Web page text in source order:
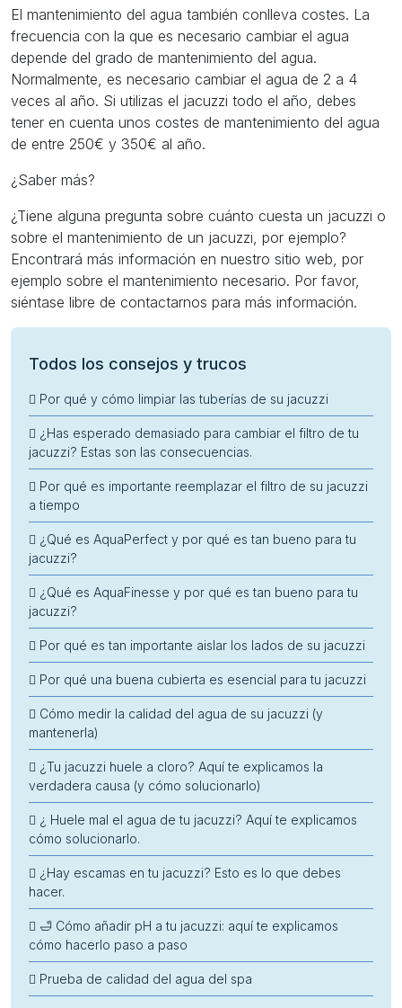
El mantenimiento del agua también conlleva costes. La
frecuencia con la que es necesario cambiar el agua
depende del grado de mantenimiento del agua.
Normalmente, es necesario cambiar el agua de 2 a 4
veces al año. Si utilizas el jacuzzi todo el año, debes
tener en cuenta unos costes de mantenimiento del agua
de entre 250€ y 350€ al año.
¿Saber más?
¿Tiene alguna pregunta sobre cuánto cuesta un jacuzzi o
sobre el mantenimiento de un jacuzzi, por ejemplo?
Encontrará más información en nuestro sitio web, por
ejemplo sobre el mantenimiento necesario. Por favor,
siéntase libre de contactarnos para más información.
Todos los consejos y trucos
Por qué y cómo limpiar las tuberías de su jacuzzi
¿Has esperado demasiado para cambiar el filtro de tu
jacuzzi? Estas son las consecuencias.
Por qué es importante reemplazar el filtro de su jacuzzi
a tiempo
¿Qué es AquaPerfect y por qué es tan bueno para tu
jacuzzi?
¿Qué es AquaFinesse y por qué es tan bueno para tu
jacuzzi?
Por qué es tan importante aislar los lados de su jacuzzi
Por qué una buena cubierta es esencial para tu jacuzzi
Cómo medir la calidad del agua de su jacuzzi (y
mantenerla)
¿Tu jacuzzi huele a cloro? Aquí te explicamos la
verdadera causa (y cómo solucionarlo)
¿ Huele mal el agua de tu jacuzzi? Aquí te explicamos
cómo solucionarlo.
¿Hay escamas en tu jacuzzi? Esto es lo que debes
hacer.
🛁 Cómo añadir pH a tu jacuzzi: aquí te explicamos
cómo hacerlo paso a paso
Prueba de calidad del agua del spa